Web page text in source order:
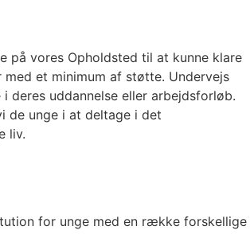
på vores Opholdsted til at kunne klare
med et minimum af støtte. Undervejs
deres uddannelse eller arbejdsforløb.
de unge i at deltage i det
liv.
for unge med en række forskellige